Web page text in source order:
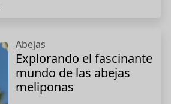
Abejas
Explorando el fascinante
mundo de las abejas
meliponas